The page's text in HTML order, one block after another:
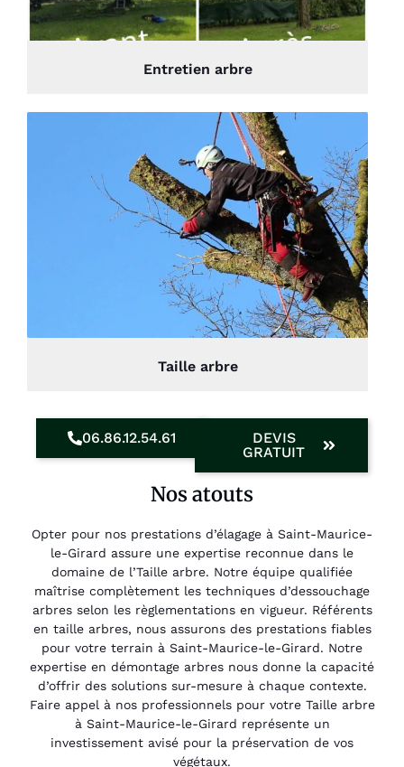
Entretien arbre
Taille arbre
06.86.12.54.61
DEVIS
GRATUIT
Nos atouts
Opter pour nos prestations d’élagage à Saint-Maurice-
le-Girard assure une expertise reconnue dans le
domaine de l’Taille arbre. Notre équipe qualifiée
maîtrise complètement les techniques d’dessouchage
arbres selon les règlementations en vigueur. Référents
en taille arbres, nous assurons des prestations fiables
pour votre terrain à Saint-Maurice-le-Girard. Notre
expertise en démontage arbres nous donne la capacité
d’offrir des solutions sur-mesure à chaque contexte.
Faire appel à nos professionnels pour votre Taille arbre
à Saint-Maurice-le-Girard représente un
investissement avisé pour la préservation de vos
végétaux.